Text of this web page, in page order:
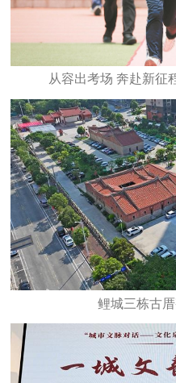
从容出考场 奔赴新征
鲤城三栋古